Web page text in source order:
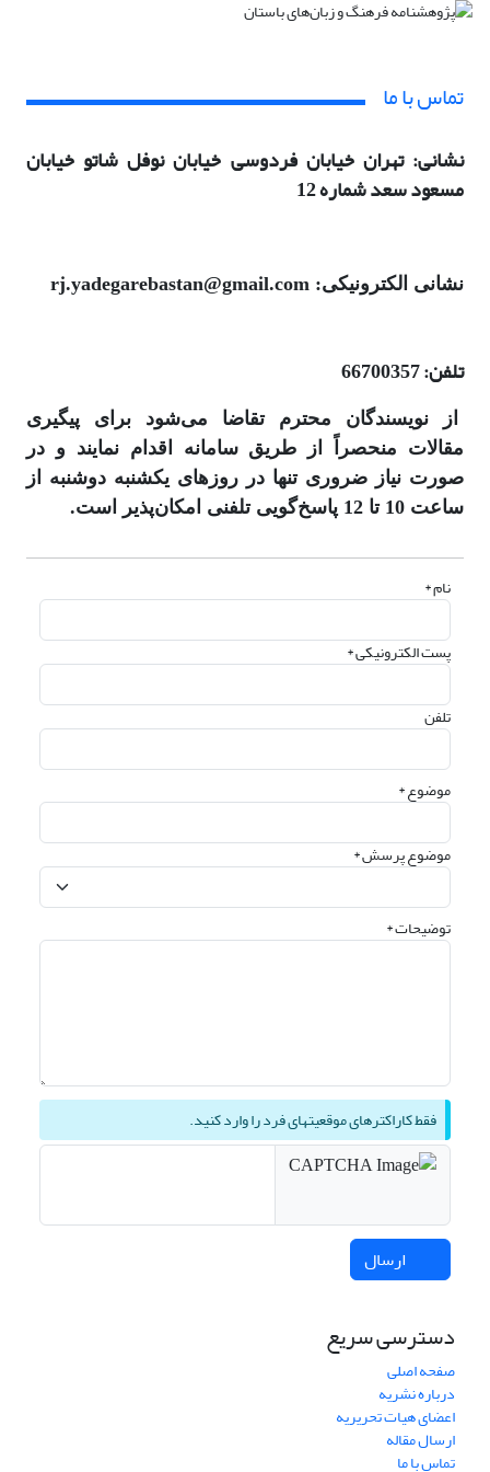
تماس با ما
نشانی: تهران خیابان فردوسی خیابان نوفل شاتو خیابان
مسعود سعد شماره 12
نشانی الکترونیکی: rj.yadegarebastan@gmail.com
تلفن: 66700357
از نویسندگان محترم تقاضا می‌شود برای پیگیری
مقالات منحصراً از طریق سامانه اقدام نمایند و در
صورت نیاز ضروری تنها در روزهای یکشنبه دوشنبه از
ساعت 10 تا 12 پاسخ‌گویی تلفنی امکان‌پذیر است.
نام *
پست الکترونیکی *
تلفن
موضوع *
موضوع پرسش *
توضیحات *
فقط کاراکترهای موقعیتهای فرد را وارد کنید.
ارسال
دسترسی سریع
صفحه اصلی
درباره نشریه
اعضای هیات تحریریه
ارسال مقاله
تماس با ما